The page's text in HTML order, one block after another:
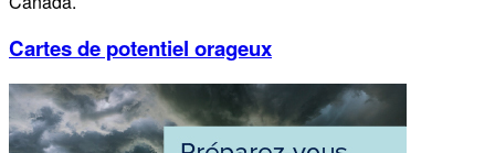
Cartes de potentiel orageux